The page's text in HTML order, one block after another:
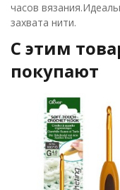
часов
захвата нити.
C этим
покупают